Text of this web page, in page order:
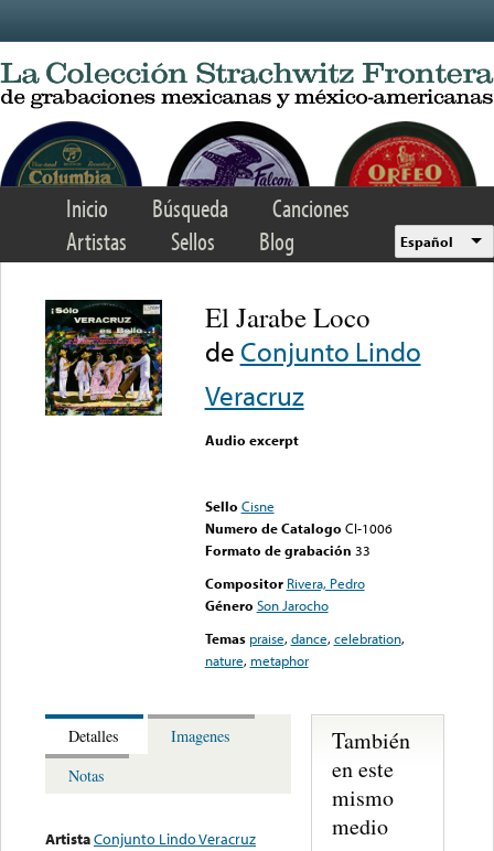
Inicio Búsqueda
Canciones
Artistas
Sellos Blog Español
El Jarabe Loco
de Conjunto Lindo
Veracruz
Audio excerpt
Sello Cisne
Numero de Catalogo Cl-1006
Formato de grabación 33
Compositor Rivera, Pedro
Género Son Jarocho
Temas praise,dance,celebration,
nature, metaphor
Detalles
Imagenes
Notas
ArtistaConjunto Lindo Veracruz
También
en este
mismo
medio